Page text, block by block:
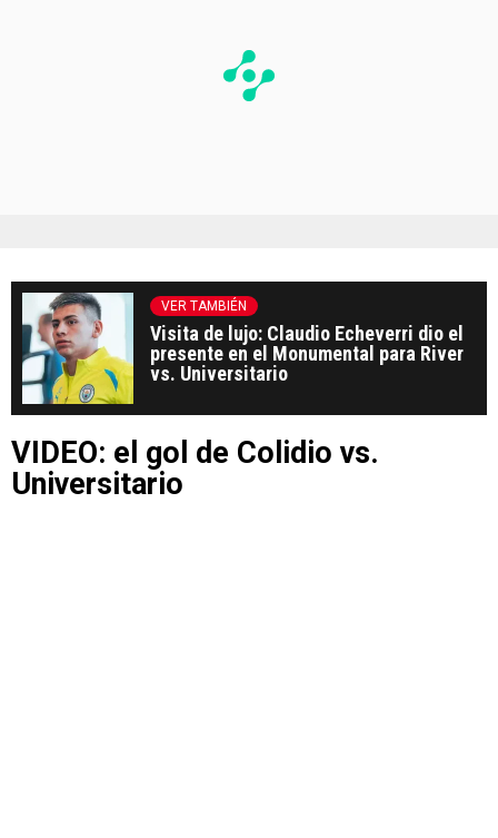
VER TAMBIÉN
Visita de lujo: Claudio Echeverri dio el
presente en el Monumental para River
vs. Universitario
VIDEO: el gol de Colidio vs.
Universitario